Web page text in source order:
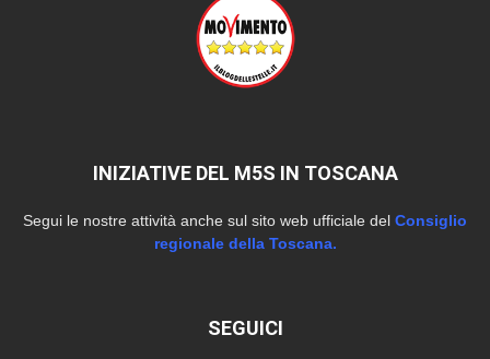
INIZIATIVE DEL M5S IN TOSCANA
Segui le nostre attività anche sul sito web ufficiale del Consiglio
regionale della Toscana.
SEGUICI